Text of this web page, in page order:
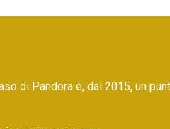
di Pandora è, dal 2015, un